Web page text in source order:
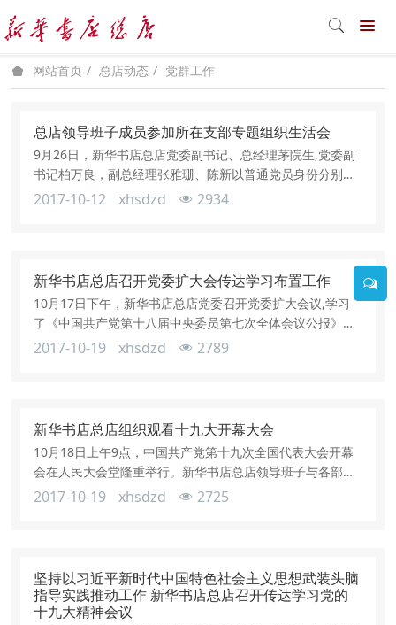
网站首页 总店动态 党群工作
总店领导班子成员参加所在支部专题组织生活会
9月26日，新华书店总店党委副书记、总经理茅院生,党委副
书记柏万良，副总经理张雅珊、陈新以普通党员身份分别参
加了所在支部的专题组织生活会，学习习近平总书记参加所
和建议，和大家分享了自己的管理心得，结合工作分析了存
在的问题。茅院生指出，习近平总书
2017-10-12 xhsdzd 2934
新华书店总店召开党委扩大会传达学习布置工作
10月17日下午，新华书店总店党委召开党委扩大会议,学习
了《中国共产党第十八届中央委员第七次全体会议公报》，
并就十九大期间总店工作提出要求。总店党委委员、各部门
调，为迎接党的十九大召开和学习宣传贯彻十九大精神，在
认真学习《中国共产党第十八届中央委
2017-10-19 xhsdzd 2789
新华书店总店组织观看十九大开幕大会
10月18日上午9点，中国共产党第十九次全国代表大会开幕
会在人民大会堂隆重举行。新华书店总店领导班子与各部门
及所属公司干部、员工观看了十九大开幕会，认真聆听习近
2017-10-19 xhsdzd 2725
坚持以习近平新时代中国特色社会主义思想武装头脑
指导实践推动工作 新华书店总店召开传达学习党的
十九大精神会议